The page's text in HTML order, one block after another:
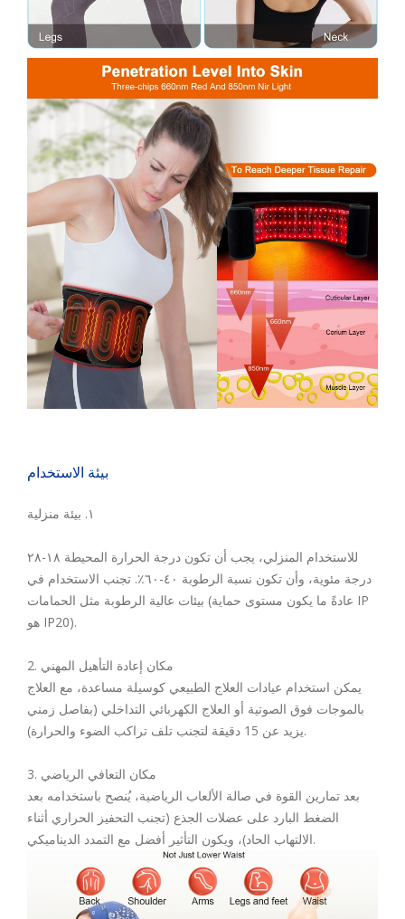
بيئة الاستخدام
١. بيئة منزلية
للاستخدام المنزلي، يجب أن تكون درجة الحرارة المحيطة ١٨-٢٨
درجة مئوية، وأن تكون نسبة الرطوبة ٤٠-٦٠٪. تجنب الاستخدام في
بيئات عالية الرطوبة مثل الحمامات (عادةً ما يكون مستوى حماية IP
هو IP20).
2. مكان إعادة التأهيل المهني
يمكن استخدام عيادات العلاج الطبيعي كوسيلة مساعدة، مع العلاج
بالموجات فوق الصوتية أو العلاج الكهربائي التداخلي (بفاصل زمني
يزيد عن 15 دقيقة لتجنب تلف تراكب الضوء والحرارة).
3. مكان التعافي الرياضي
بعد تمارين القوة في صالة الألعاب الرياضية، يُنصح باستخدامه بعد
الضغط البارد على عضلات الجذع (تجنب التحفيز الحراري أثناء
الالتهاب الحاد)، ويكون التأثير أفضل مع التمدد الديناميكي.